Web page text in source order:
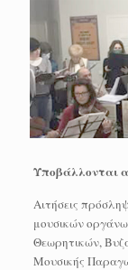
Υποβάλλονται
Αιτήσεις
μουσικών
Θεωρητικών,
Μουσικής